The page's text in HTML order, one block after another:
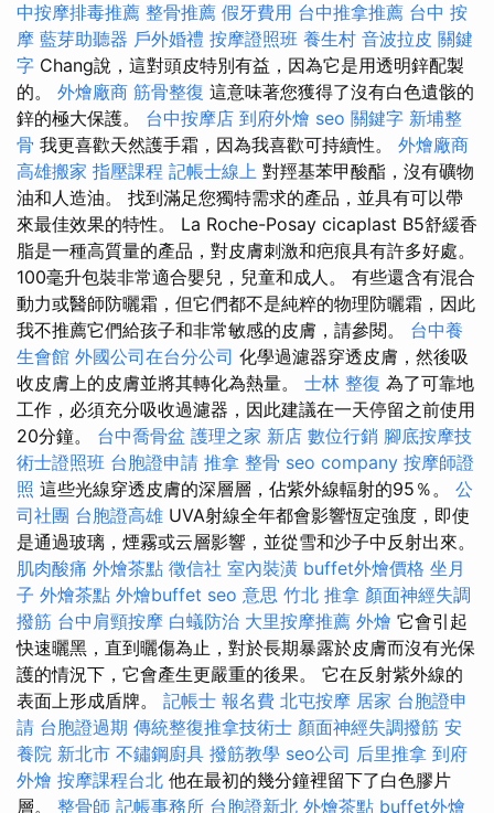
中按摩排毒推薦 整骨推薦 假牙費用 台中推拿推薦 台中 按
摩 藍芽助聽器 戶外婚禮 按摩證照班 養生村 音波拉皮 關鍵
字 Chang說，這對頭皮特別有益，因為它是用透明鋅配製
的。 外燴廠商 筋骨整復 這意味著您獲得了沒有白色遺骸的
鋅的極大保護。 台中按摩店 到府外燴 seo 關鍵字 新埔整
骨 我更喜歡天然護手霜，因為我喜歡可持續性。 外燴廠商
高雄搬家 指壓課程 記帳士線上 對羥基苯甲酸酯，沒有礦物
油和人造油。 找到滿足您獨特需求的產品，並具有可以帶
來最佳效果的特性。 La Roche-Posay cicaplast B5舒緩香
脂是一種高質量的產品，對皮膚刺激和疤痕具有許多好處。
100毫升包裝非常適合嬰兒，兒童和成人。 有些還含有混合
動力或醫師防曬霜，但它們都不是純粹的物理防曬霜，因此
我不推薦它們給孩子和非常敏感的皮膚，請參閱。 台中養
生會館 外國公司在台分公司 化學過濾器穿透皮膚，然後吸
收皮膚上的皮膚並將其轉化為熱量。 士林 整復 為了可靠地
工作，必須充分吸收過濾器，因此建議在一天停留之前使用
20分鐘。 台中喬骨盆 護理之家 新店 數位行銷 腳底按摩技
術士證照班 台胞證申請 推拿 整骨 seo company 按摩師證
照 這些光線穿透皮膚的深層層，佔紫外線輻射的95％。 公
司社團 台胞證高雄 UVA射線全年都會影響恆定強度，即使
是通過玻璃，煙霧或云層影響，並從雪和沙子中反射出來。
肌肉酸痛 外燴茶點 徵信社 室內裝潢 buffet外燴價格 坐月
子 外燴茶點 外燴buffet seo 意思 竹北 推拿 顏面神經失調
撥筋 台中肩頸按摩 白蟻防治 大里按摩推薦 外燴 它會引起
快速曬黑，直到曬傷為止，對於長期暴露於皮膚而沒有光保
護的情況下，它會產生更嚴重的後果。 它在反射紫外線的
表面上形成盾牌。 記帳士 報名費 北屯按摩 居家 台胞證申
請 台胞證過期 傳統整復推拿技術士 顏面神經失調撥筋 安
養院 新北市 不鏽鋼廚具 撥筋教學 seo公司 后里推拿 到府
外燴 按摩課程台北 他在最初的幾分鐘裡留下了白色膠片
層。 整骨師 記帳事務所 台胞證新北 外燴茶點 buffet外燴